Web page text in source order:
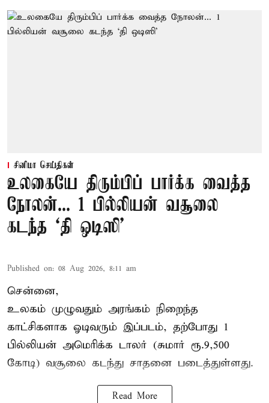
சினிமா செய்திகள்
உலகையே திரும்பிப் பார்க்க வைத்த
நோலன்... 1 பில்லியன் வசூலை
கடந்த ‘தி ஒடிஸி’
Published on: 08 Aug 2026, 8:11 am
சென்னை,
உலகம் முழுவதும் அரங்கம் நிறைந்த
காட்சிகளாக ஓடிவரும் இப்படம், தற்போது 1
பில்லியன் அமெரிக்க டாலர் (சுமார் ரூ.9,500
கோடி) வசூலை கடந்து சாதனை படைத்துள்ளது.
Read More